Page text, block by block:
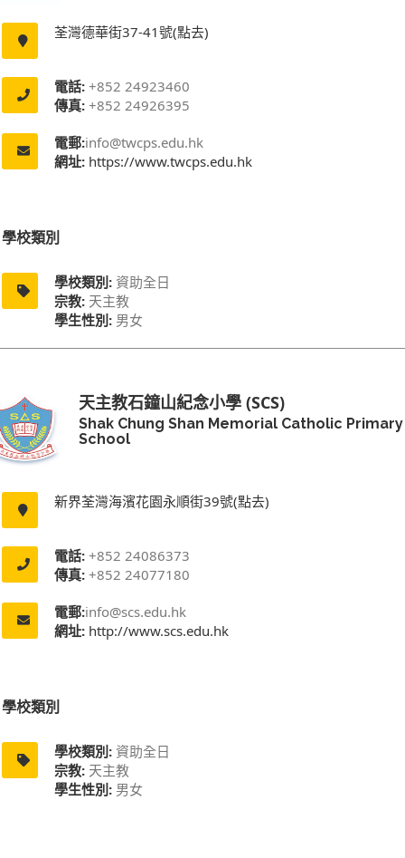
荃灣德華街37-41號(點去)
電話: +852 24923460
傳真: +852 24926395
電郵:info@twcps.edu.hk
網址: https://www.twcps.edu.hk
學校類別
學校類別: 資助全日
宗教: 天主教
學生性別: 男女
天主教石鐘山紀念小學 (SCS)
Shak Chung Shan Memorial Catholic Primary
School
新界荃灣海濱花園永順街39號(點去)
電話: +852 24086373
傳真: +852 24077180
電郵:info@scs.edu.hk
網址: http://www.scs.edu.hk
學校類別
學校類別: 資助全日
宗教: 天主教
學生性別: 男女